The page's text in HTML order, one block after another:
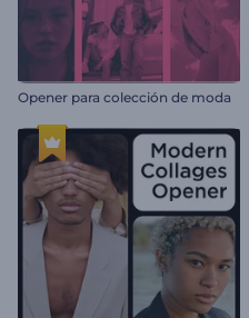
Opener para colección de moda